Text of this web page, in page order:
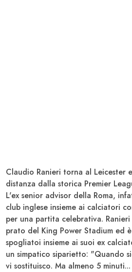
Claudio Ranieri torna al Leicester
distanza dalla storica Premier
L'ex senior advisor della Roma,
club inglese insieme ai calciatori
per una partita celebrativa.
prato del King Power Stadium ed
spogliatoi insieme ai suoi ex
un simpatico siparietto: "Quando
vi sostituisco. Ma almeno 5